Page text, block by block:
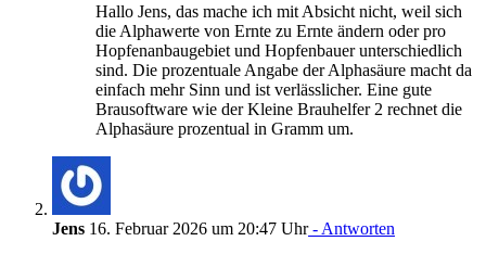
Hallo Jens, das mache ich mit Absicht nicht, weil sich
die Alphawerte von Ernte zu Ernte ändern oder pro
Hopfenanbaugebiet und Hopfenbauer unterschiedlich
sind. Die prozentuale Angabe der Alphasäure macht da
einfach mehr Sinn und ist verlässlicher. Eine gute
Brausoftware wie der Kleine Brauhelfer 2 rechnet die
Alphasäure prozentual in Gramm um.
Jens 16. Februar 2026 um 20:47 Uhr- Antworten